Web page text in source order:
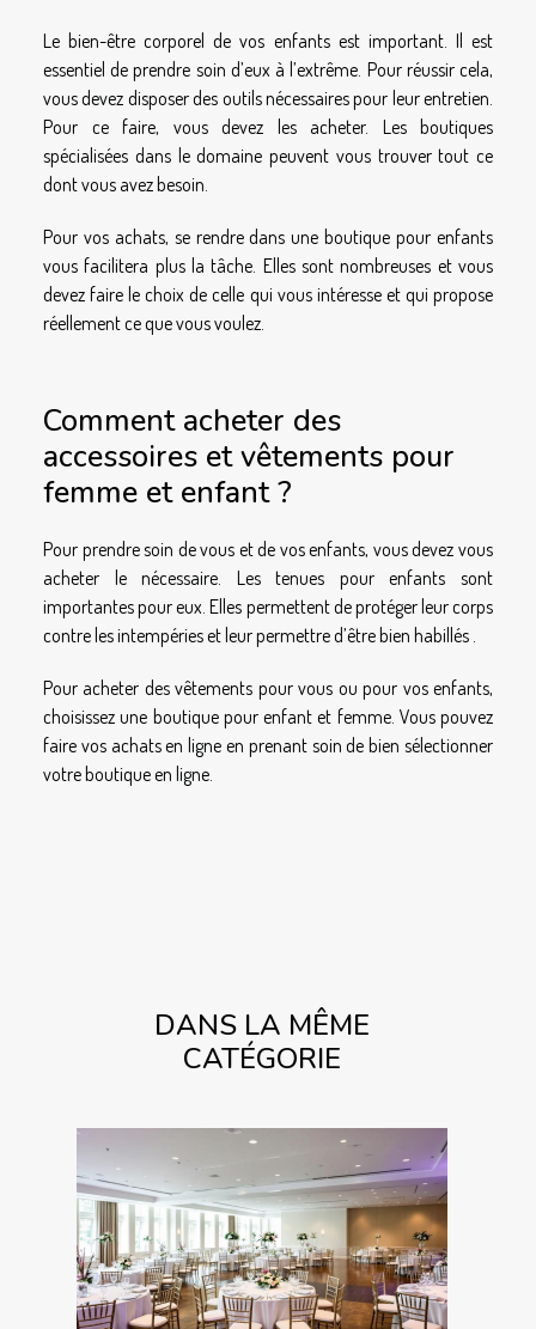
Le bien-être corporel de vos enfants est important. Il est
essentiel de prendre soin d’eux à l’extrême. Pour réussir cela,
vous devez disposer des outils nécessaires pour leur entretien.
Pour ce faire, vous devez les acheter. Les boutiques
spécialisées dans le domaine peuvent vous trouver tout ce
dont vous avez besoin.
Pour vos achats, se rendre dans une boutique pour enfants
vous facilitera plus la tâche. Elles sont nombreuses et vous
devez faire le choix de celle qui vous intéresse et qui propose
réellement ce que vous voulez.
Comment acheter des
accessoires et vêtements pour
femme et enfant ?
Pour prendre soin de vous et de vos enfants, vous devez vous
acheter le nécessaire. Les tenues pour enfants sont
importantes pour eux. Elles permettent de protéger leur corps
contre les intempéries et leur permettre d’être bien habillés .
Pour acheter des vêtements pour vous ou pour vos enfants,
choisissez une boutique pour enfant et femme. Vous pouvez
faire vos achats en ligne en prenant soin de bien sélectionner
votre boutique en ligne.
DANS LA MÊME
CATÉGORIE